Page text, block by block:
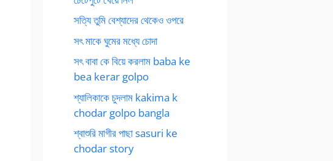
সত্যি তুমি বেশ্যাদের থেকেও ওপরে
সৎ মাকে ঘুমের মধ্যে চোদা
সৎ বাবা কে বিয়ে করলাম baba ke
bea kerar golpo
শ্যালিকাকে চুদলাম kakima k
chodar golpo bangla
শ্বাশুরি মাগীর পাছা sasuri ke
chodar story